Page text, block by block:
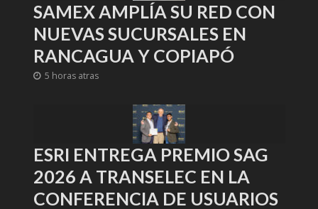
SAMEX AMPLÍA SU RED CON
NUEVAS SUCURSALES EN
RANCAGUA Y COPIAPÓ
5 horas atras
ESRI ENTREGA PREMIO SAG
2026 A TRANSELEC EN LA
CONFERENCIA DE USUARIOS